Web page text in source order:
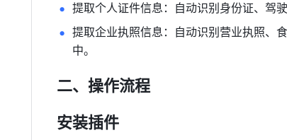
提取个人证件信息：自动识别身份证、驾
提取企业执照信息：自动识别营业执照、
中。
二、操作流程
安装插件